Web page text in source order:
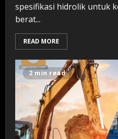
spesifikasi hidrolik untuk
berat...
READ MORE
2 min read